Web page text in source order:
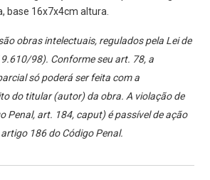
base 16x7x4cm altura.
obras intelectuais, regulados pela Lei de
98). Conforme seu art. 78, a
só poderá ser feita com a
do titular (autor) da obra. A violação de
Penal, art. 184, caput) é passível de ação
186 do Código Penal.